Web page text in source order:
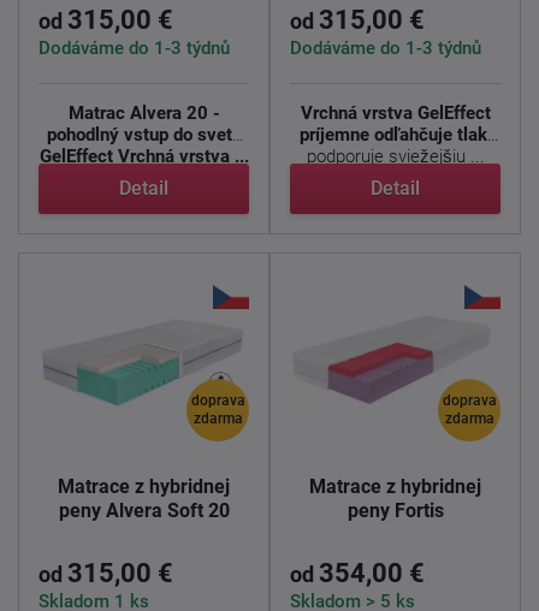
od 315,00 €
Dodáváme do 1-3 týdnů
Matrac Alvera 20 -
pohodlný vstup do sveta
GelEffect Vrchná vrstva ...
Detail
od 315,00 €
Dodáváme do 1-3 týdnů
Vrchná vrstva GelEffect
príjemne odľahčuje tlak,
podporuje sviežejšiu ...
Detail
doprava
zdarma
Matrace z hybridnej
peny Alvera Soft 20
od 315,00 €
Skladom 1 ks
doprava
zdarma
Matrace z hybridnej
peny Fortis
od 354,00 €
Skladom > 5 ks